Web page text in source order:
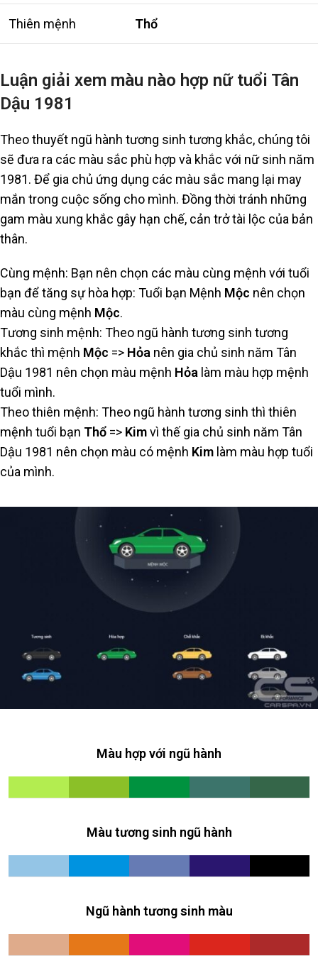
Thiên mệnh Thổ
Luận giải xem màu nào hợp nữ tuổi Tân
Dậu 1981
Theo thuyết ngũ hành tương sinh tương khắc, chúng tôi
sẽ đưa ra các màu sắc phù hợp và khắc với nữ sinh năm
1981. Để gia chủ ứng dụng các màu sắc mang lại may
mắn trong cuộc sống cho mình. Đồng thời tránh những
gam màu xung khắc gây hạn chế, cản trở tài lộc của bản
thân.
Cùng mệnh: Bạn nên chọn các màu cùng mệnh với tuổi
bạn để tăng sự hòa hợp: Tuổi bạn Mệnh Mộc nên chọn
màu cùng mệnh Mộc.
Tương sinh mệnh: Theo ngũ hành tương sinh tương
khắc thì mệnh Mộc => Hỏa nên gia chủ sinh năm Tân
Dậu 1981 nên chọn màu mệnh Hỏa làm màu hợp mệnh
tuổi mình.
Theo thiên mệnh: Theo ngũ hành tương sinh thì thiên
mệnh tuổi bạn Thổ => Kimvì thế gia chủ sinh năm Tân
Dậu 1981 nên chọn màu có mệnh Kim làm màu hợp tuổi
của mình.
Màu hợp với ngũ hành
Màu tương sinh ngũ hành
Ngũ hành tương sinh màu